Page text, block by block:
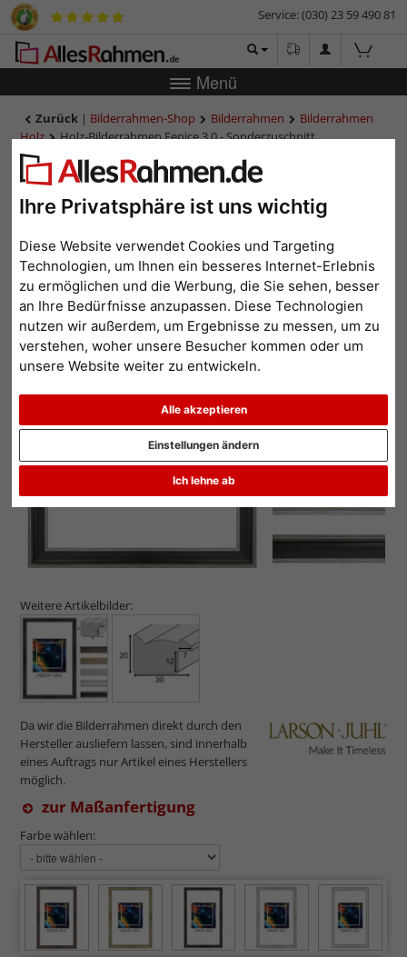
Ihre Privatsphäre ist uns wichtig
Diese Website verwendet Cookies und Targeting
Technologien, um Ihnen ein besseres Internet-Erlebnis
zu ermöglichen und die Werbung, die Sie sehen, besser
an Ihre Bedürfnisse anzupassen. Diese Technologien
nutzen wir außerdem, um Ergebnisse zu messen, um zu
verstehen, woher unsere Besucher kommen oder um
unsere Website weiter zu entwickeln.
Alle akzeptieren
Ich lehne ab
Einstellungen ändern
Service: (030) 23 59 490 81
Menü
Zurück | Bilderrahmen-Shop Bilderrahmen
Bilderrahmen
Holz
Holz-Bilderrahmen Fenice 3,0 - Sonderzuschnitt
Holz-Bilderrahmen Fenice
3,0 - Sonderzuschnitt
Weitere Artikelbilder:
Da wir die Bilderrahmen direkt durch den
Hersteller ausliefern lassen, sind innerhalb
eines Auftrags nur Artikel eines Herstellers
möglich.
zur Maßanfertigung
Farbe wählen: